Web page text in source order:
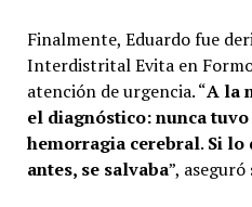
Finalmente, Eduardo fue
Interdistrital Evita en
atención de urgencia. “A la
el diagnóstico: nunca
hemorragia cerebral. Si lo
antes, se salvaba”,